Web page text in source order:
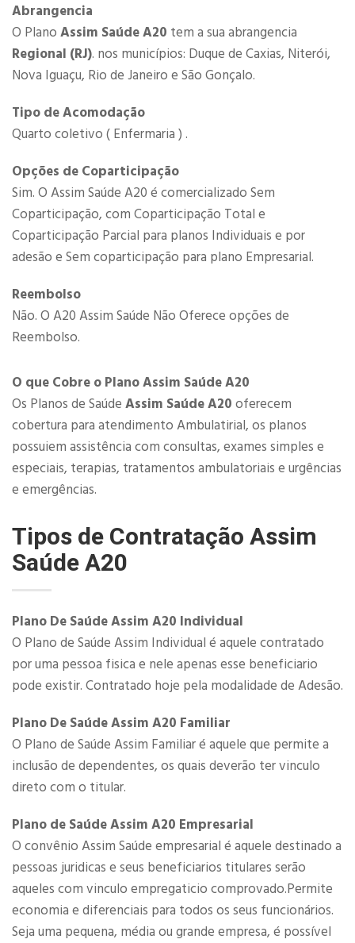
Abrangencia
O Plano Assim Saúde A20 tem a sua abrangencia
Regional (RJ). nos municípios: Duque de Caxias, Niterói,
Nova Iguaçu, Rio de Janeiro e São Gonçalo.
Tipo de Acomodação
Quarto coletivo ( Enfermaria ) .
Opções de Coparticipação
Sim. O Assim Saúde A20 é comercializado Sem
Coparticipação, com Coparticipação Total e
Coparticipação Parcial para planos Individuais e por
adesão e Sem coparticipação para plano Empresarial.
Reembolso
Não. O A20 Assim Saúde Não Oferece opções de
Reembolso.
O que Cobre o Plano Assim Saúde A20
Os Planos de Saúde Assim Saúde A20 oferecem
cobertura para atendimento Ambulatirial, os planos
possuiem assistência com consultas, exames simples e
especiais, terapias, tratamentos ambulatoriais e urgências
e emergências.​
Tipos de Contratação Assim
Saúde A20
Plano De Saúde Assim A20 Individual
O Plano de Saúde Assim Individual é aquele contratado
por uma pessoa fisica e nele apenas esse beneficiario
pode existir. Contratado hoje pela modalidade de Adesão.
Plano De Saúde Assim A20 Familiar
O Plano de Saúde Assim Familiar é aquele que permite a
inclusão de dependentes, os quais deverão ter vinculo
direto com o titular.
Plano de Saúde Assim A20 Empresarial
O convênio Assim Saúde empresarial é aquele destinado a
pessoas juridicas e seus beneficiarios titulares serão
aqueles com vinculo empregaticio comprovado.Permite
economia e diferenciais para todos os seus funcionários.
Seja uma pequena, média ou grande empresa, é possível